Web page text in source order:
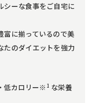
シーな食事をご自宅に
富に揃っているので美
たのダイエットを強力
低カロリー※ 1 な栄養